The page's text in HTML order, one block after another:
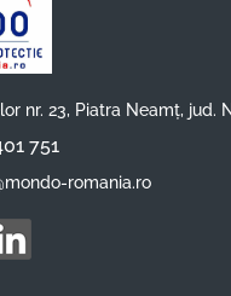
nr. 23, Piatra Neamț, jud.
751
romania.ro